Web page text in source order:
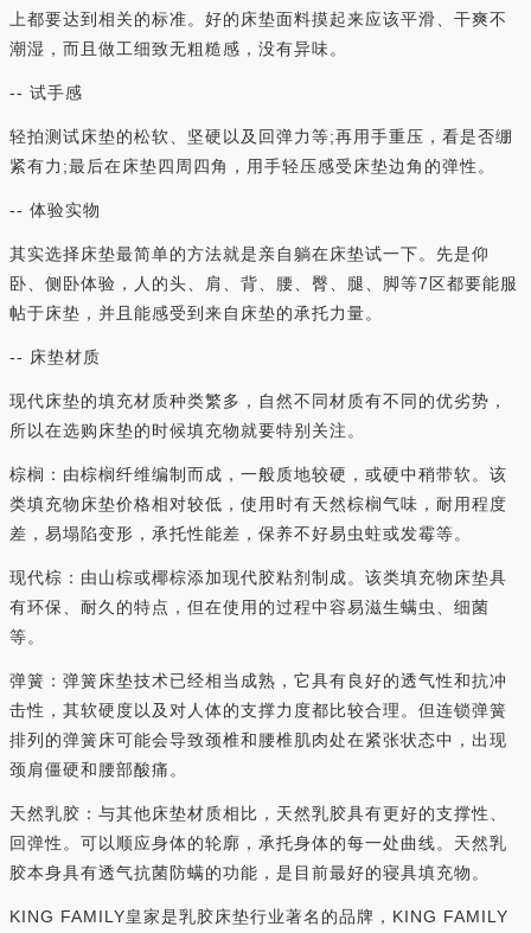
上都要达到相关的标准。好的床垫面料摸起来应该平滑、干爽不
潮湿，而且做工细致无粗糙感，没有异味。
-- 试手感
轻拍测试床垫的松软、坚硬以及回弹力等;再用手重压，看是否绷
紧有力;最后在床垫四周四角，用手轻压感受床垫边角的弹性。
-- 体验实物
其实选择床垫最简单的方法就是亲自躺在床垫试一下。先是仰
卧、侧卧体验，人的头、肩、背、腰、臀、腿、脚等7区都要能服
帖于床垫，并且能感受到来自床垫的承托力量。
-- 床垫材质
现代床垫的填充材质种类繁多，自然不同材质有不同的优劣势，
所以在选购床垫的时候填充物就要特别关注。
棕榈：由棕榈纤维编制而成，一般质地较硬，或硬中稍带软。该
类填充物床垫价格相对较低，使用时有天然棕榈气味，耐用程度
差，易塌陷变形，承托性能差，保养不好易虫蛀或发霉等。
现代棕：由山棕或椰棕添加现代胶粘剂制成。该类填充物床垫具
有环保、耐久的特点，但在使用的过程中容易滋生螨虫、细菌
等。
弹簧：弹簧床垫技术已经相当成熟，它具有良好的透气性和抗冲
击性，其软硬度以及对人体的支撑力度都比较合理。但连锁弹簧
排列的弹簧床可能会导致颈椎和腰椎肌肉处在紧张状态中，出现
颈肩僵硬和腰部酸痛。
天然乳胶：与其他床垫材质相比，天然乳胶具有更好的支撑性、
回弹性。可以顺应身体的轮廓，承托身体的每一处曲线。天然乳
胶本身具有透气抗菌防螨的功能，是目前最好的寝具填充物。
KING FAMILY皇家是乳胶床垫行业著名的品牌，KING FAMILY